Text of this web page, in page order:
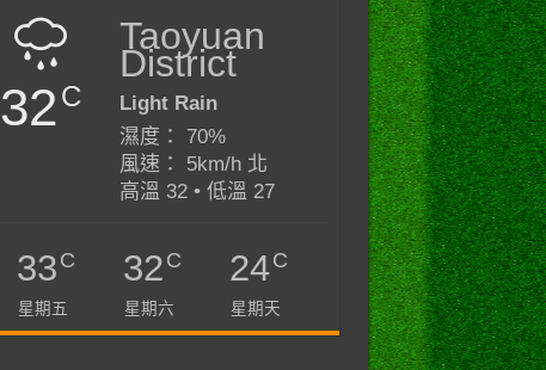
32C
Taoyuan
District
Light Rain
濕度： 70%
風速： 5km/h 北
高溫 32 • 低溫 27
33C
星期五
32C
星期六
24C
星期天